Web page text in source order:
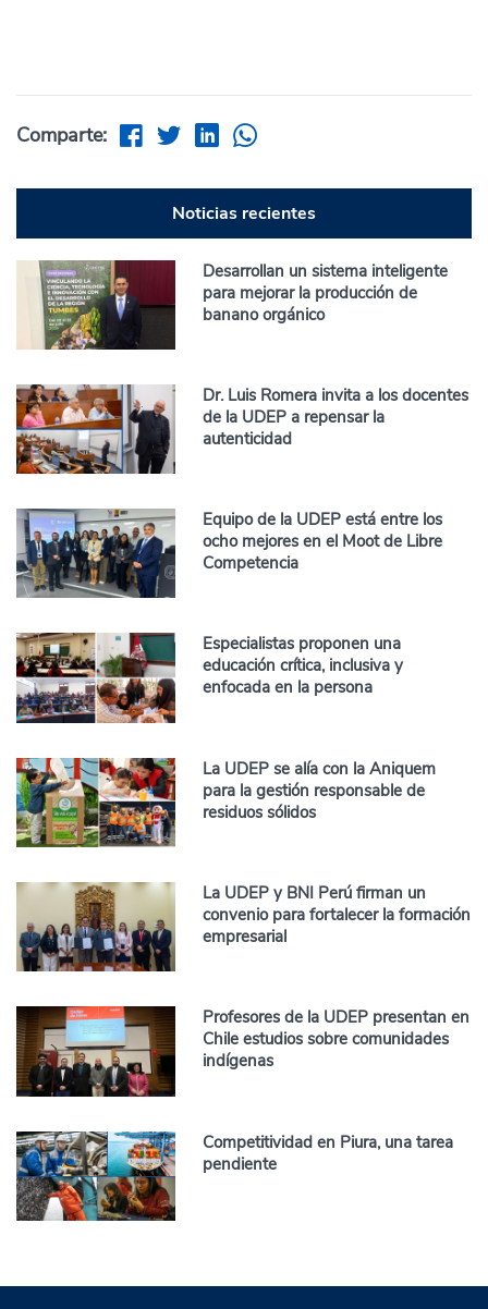
Comparte:
Noticias recientes
Desarrollan un sistema inteligente
para mejorar la producción de
banano orgánico
Dr. Luis Romera invita a los docentes
de la UDEP a repensar la
autenticidad
Equipo de la UDEP está entre los
ocho mejores en el Moot de Libre
Competencia
Especialistas proponen una
educación crítica, inclusiva y
enfocada en la persona
La UDEP se alía con la Aniquem
para la gestión responsable de
residuos sólidos
La UDEP y BNI Perú firman un
convenio para fortalecer la formación
empresarial
Profesores de la UDEP presentan en
Chile estudios sobre comunidades
indígenas
Competitividad en Piura, una tarea
pendiente